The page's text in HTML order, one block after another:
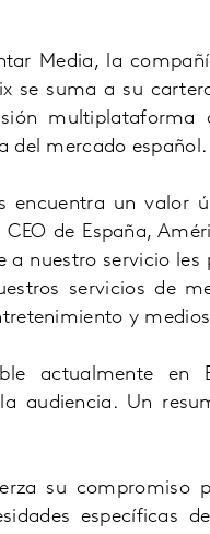
Media, la
se suma a su
multiplataforma
del mercado español.
encuentra un valor
de España,
a nuestro servicio
servicios de
y
actualmente
audiencia. Un
su compromiso
específicas